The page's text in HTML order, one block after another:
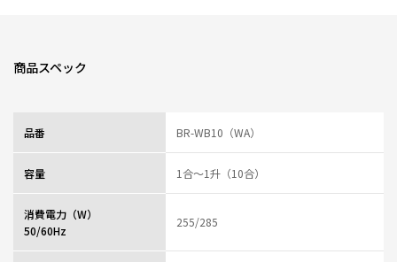
機能が気に入ってます。
★★★★☆
思ったより掃除が大変です。
こんなに掃除するなら、街の精米機で良いかもと思ってしまう。
0人が参考になっ
た
投稿者
ZOJIRUSHIオーナーサービス会員
投稿日
2025/09/12 09:31:33
レビュー一覧
商品スペック
品番 BR-WB10（WA）
容量 1合～1升（10合）
消費電力（W）
50/60Hz
255/285